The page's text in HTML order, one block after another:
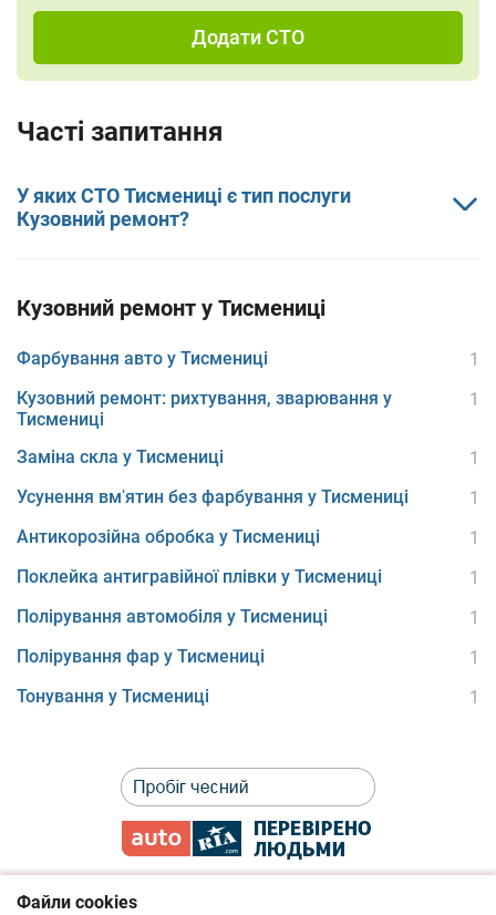
Додати СТО
Часті запитання
У яких СТО Тисмениці є тип послуги
Кузовний ремонт?
Кузовний ремонт у Тисмениці
Фарбування авто у Тисмениці
1
Кузовний ремонт: рихтування, зварювання у
Тисмениці
1
Заміна скла у Тисмениці
1
Усунення вм'ятин без фарбування у Тисмениці
1
Антикорозійна обробка у Тисмениці
1
Поклейка антигравійної плівки у Тисмениці
1
Полірування автомобіля у Тисмениці
1
Полірування фар у Тисмениці
1
Тонування у Тисмениці
1
Файли cookies